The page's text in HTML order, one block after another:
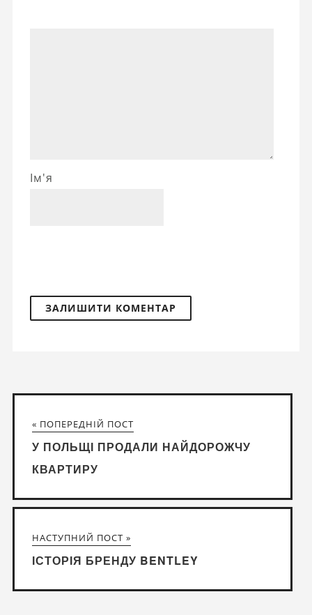
Ім'я
« ПОПЕРЕДНІЙ ПОСТ
У ПОЛЬЩІ ПРОДАЛИ НАЙДОРОЖЧУ
КВАРТИРУ
НАСТУПНИЙ ПОСТ »
ІСТОРІЯ БРЕНДУ BENTLEY